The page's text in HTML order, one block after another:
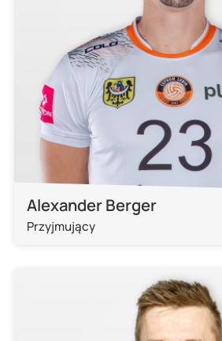
Alexander Berger
Przyjmujący